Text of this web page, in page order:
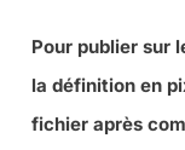
Pour publier sur
la définition en
fichier après